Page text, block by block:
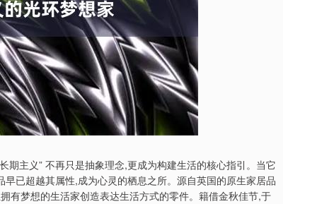
主义” 不再只是抽象理念,更成为构建生活的核心指引。当它
已超越其属性,成为心灵的栖息之所。源自英国的原生家居品
有梦想的生活家创造表达生活方式的零件。籍借金秋佳节,于